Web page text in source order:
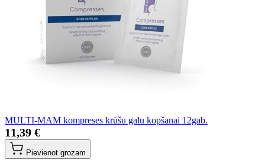
MULTI-MAM kompreses krūšu galu kopšanai 12gab.
11,39 €
Pievienot grozam